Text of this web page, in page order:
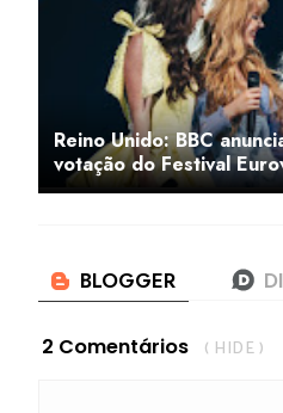
Reino Unido: BBC
votação do Festival
2 Comentários ( HIDE )